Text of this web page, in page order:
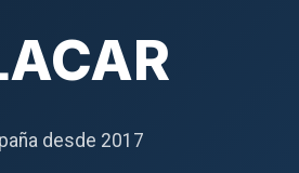
desde 2017